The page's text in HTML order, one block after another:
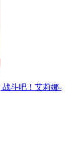
战斗吧！艾莉娜-